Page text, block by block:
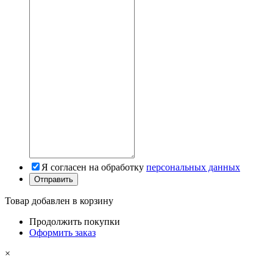
Я согласен на обработку персональных данных
Товар добавлен в корзину
Продолжить покупки
Оформить заказ
×